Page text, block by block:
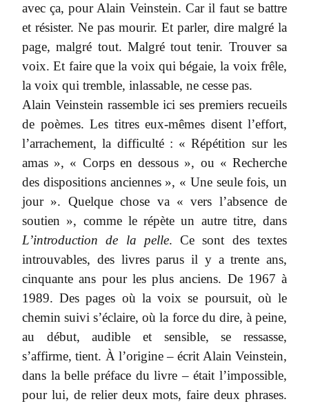
avec ça, pour Alain Veinstein. Car il faut se battre
et résister. Ne pas mourir. Et parler, dire malgré la
page, malgré tout. Malgré tout tenir. Trouver sa
voix. Et faire que la voix qui bégaie, la voix frêle,
la voix qui tremble, inlassable, ne cesse pas.
Alain Veinstein rassemble ici ses premiers recueils
de poèmes. Les titres eux-mêmes disent l’effort,
l’arrachement, la difficulté : « Répétition sur les
amas », « Corps en dessous », ou « Recherche
des dispositions anciennes », « Une seule fois, un
jour ». Quelque chose va « vers l’absence de
soutien », comme le répète un autre titre, dans
L’introduction de la pelle. Ce sont des textes
introuvables, des livres parus il y a trente ans,
cinquante ans pour les plus anciens. De 1967 à
1989. Des pages où la voix se poursuit, où le
chemin suivi s’éclaire, où la force du dire, à peine,
au début, audible et sensible, se ressasse,
s’affirme, tient. À l’origine – écrit Alain Veinstein,
dans la belle préface du livre – était l’impossible,
pour lui, de relier deux mots, faire deux phrases.